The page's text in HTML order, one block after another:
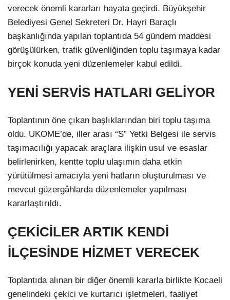
verecek önemli kararları hayata geçirdi. Büyükşehir
Belediyesi Genel Sekreteri Dr. Hayri Baraçlı
başkanlığında yapılan toplantıda 54 gündem maddesi
görüşülürken, trafik güvenliğinden toplu taşımaya kadar
birçok konuda yeni düzenlemeler kabul edildi.
YENİ SERVİS HATLARI GELİYOR
Toplantının öne çıkan başlıklarından biri toplu taşıma
oldu. UKOME’de, iller arası “S” Yetki Belgesi ile servis
taşımacılığı yapacak araçlara ilişkin usul ve esaslar
belirlenirken, kentte toplu ulaşımın daha etkin
yürütülmesi amacıyla yeni hatların oluşturulması ve
mevcut güzergâhlarda düzenlemeler yapılması
kararlaştırıldı.
ÇEKİCİLER ARTIK KENDİ
İLÇESİNDE HİZMET VERECEK
Toplantıda alınan bir diğer önemli kararla birlikte Kocaeli
genelindeki çekici ve kurtarıcı işletmeleri, faaliyet